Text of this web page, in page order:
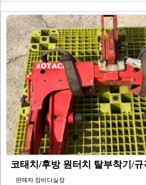
판매자 장비다실장